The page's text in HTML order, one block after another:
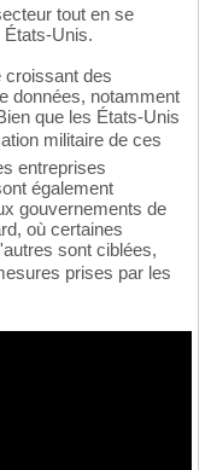
tout en se
États-Unis.
croissant des
données, notamment
que les États-Unis
militaire de ces
entreprises
également
gouvernements de
où certaines
sont ciblées,
prises par les